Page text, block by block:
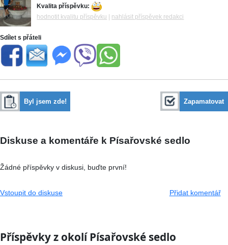
Kvalita příspěvku:
hodnotit kvalitu příspěvku
nahlásit příspěvek redakci
Sdílet s přáteli
Byl jsem zde! Zapamatovat
Diskuse a komentáře k Písařovské sedlo
Žádné příspěvky v diskusi, buďte první!
Vstoupit do diskuse Přidat komentář
Příspěvky z okolí Písařovské sedlo